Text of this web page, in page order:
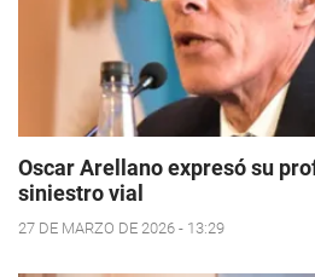
Oscar Arellano expresó su
siniestro vial
27 DE MARZO DE 2026 - 13:29